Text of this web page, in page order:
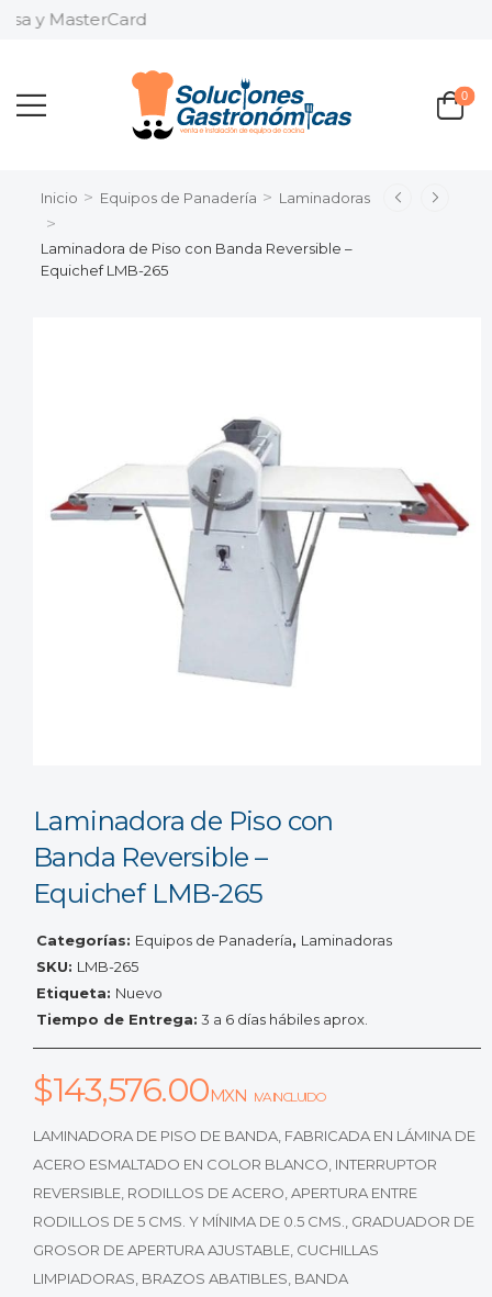
y MasterCard
0
Inicio > Equipos de Panadería > Laminadoras
>
Laminadora de Piso con Banda Reversible –
Equichef LMB-265
Laminadora de Piso con
Banda Reversible –
Equichef LMB-265
Categorías: Equipos de Panadería, Laminadoras
SKU: LMB-265
Etiqueta: Nuevo
Tiempo de Entrega: 3 a 6 días hábiles aprox.
$143,576.00MXN IVA INCLUIDO
LAMINADORA DE PISO DE BANDA, FABRICADA EN LÁMINA DE
ACERO ESMALTADO EN COLOR BLANCO, INTERRUPTOR
REVERSIBLE, RODILLOS DE ACERO, APERTURA ENTRE
RODILLOS DE 5 CMS. Y MÍNIMA DE 0.5 CMS., GRADUADOR DE
GROSOR DE APERTURA AJUSTABLE, CUCHILLAS
LIMPIADORAS, BRAZOS ABATIBLES, BANDA